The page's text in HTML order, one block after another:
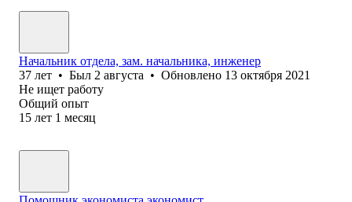
Начальник отдела, зам. начальника, инженер
37 лет • Был 2 августа • Обновлено 13 октября 2021
Не ищет работу
Общий опыт
15 лет 1 месяц